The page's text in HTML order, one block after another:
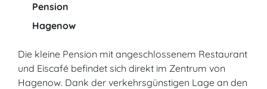
Pension
Hagenow
Die kleine Pension mit angeschlossenem Restaurant
und Eiscafé befindet sich direkt im Zentrum von
Hagenow. Dank der verkehrsgünstigen Lage an den